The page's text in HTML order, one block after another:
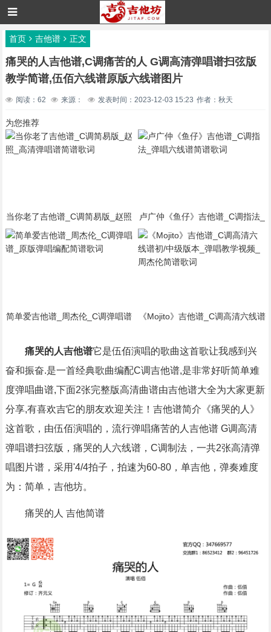
首页 吉他谱 正文
痛哭的人吉他谱,C调痛苦的人 G调高清弹唱谱扫弦版
教学简谱,伍佰六线谱原版六线谱图片
阅读：62 来源： 发表时间：2023-12-03 15:23 作者：秋天
为您推荐
当你老了吉他谱_C调简易版_赵照
_高清弹唱谱简谱歌词
卢广仲《鱼仔》吉他谱_C调指法_
弹唱六线谱简谱歌词
简单爱吉他谱_周杰伦_C调弹唱谱
《Mojito》吉他谱_C调高清六线谱
痛哭的人吉他谱它是伍佰演唱的歌曲这首歌让我感到兴
奋和振奋.是一首经典歌曲编配C调吉他谱,是非常好听简单难
度弹唱曲谱,下面2张完整版高清曲谱由吉他谱大全为大家更新
分享,有喜欢吉它的朋友欢迎关注！吉他谱简介《痛哭的人》
这首歌，由伍佰演唱的，流行弹唱痛苦的人吉他谱 G调高清
弹唱谱扫弦版，痛哭的人六线谱，C调制法，一共2张高清弹
唱图片谱，采用'4/4拍子，拍速为60-80，单吉他，弹奏难度
为：简单，吉他坊。
痛哭的人 吉他简谱